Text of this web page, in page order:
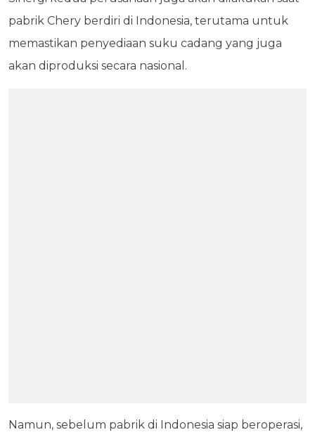
pabrik Chery berdiri di Indonesia, terutama untuk
memastikan penyediaan suku cadang yang juga
akan diproduksi secara nasional.
Namun, sebelum pabrik di Indonesia siap beroperasi,